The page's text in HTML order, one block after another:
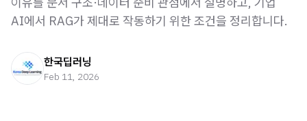
AI에서 RAG가 제대로 작동하기 위한 조건을 정리합니다.
한국딥러닝
Feb 11, 2026